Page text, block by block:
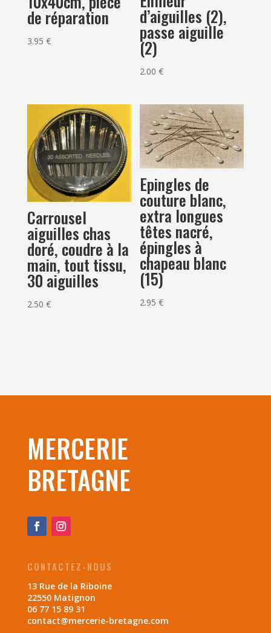
de réparation
3.95 €
d’aiguilles (2),
passe aiguille
(2)
2.00€
Carrousel
aiguilles chas
doré, coudre à la
main, tout tissu,
30 aiguilles
2.50 €
Epingles de
couture blanc,
extra longues
têtes nacré,
épingles à
chapeau blanc
(15)
2.95€
MERCERIE
BRETAGNE
CONTACTEZ-NOUS
13 Rue de la Riboine
22550 Matignon
06 77 15 89 31
contact@mercerie-bretagne.com